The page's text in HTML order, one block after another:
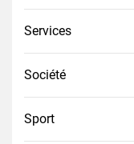
Services
Société
Sport